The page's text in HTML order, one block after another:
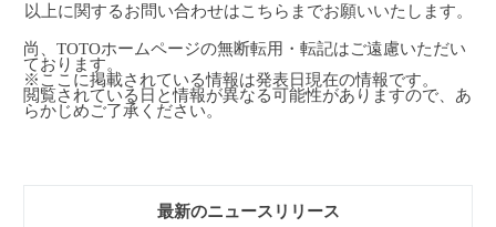
以上に関するお問い合わせはこちら までお願いいたします。
尚、TOTOホームページの無断転用・転記はご遠慮いただい
ております。
※ここに掲載されている情報は発表日現在の情報です。
閲覧されている日と情報が異なる可能性がありますので、あ
らかじめご了承ください。
最新のニュースリリース